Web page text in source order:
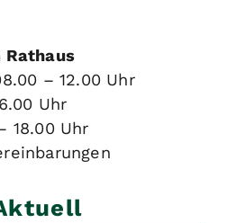
Rathaus
– 12.00 Uhr
Uhr
18.00 Uhr